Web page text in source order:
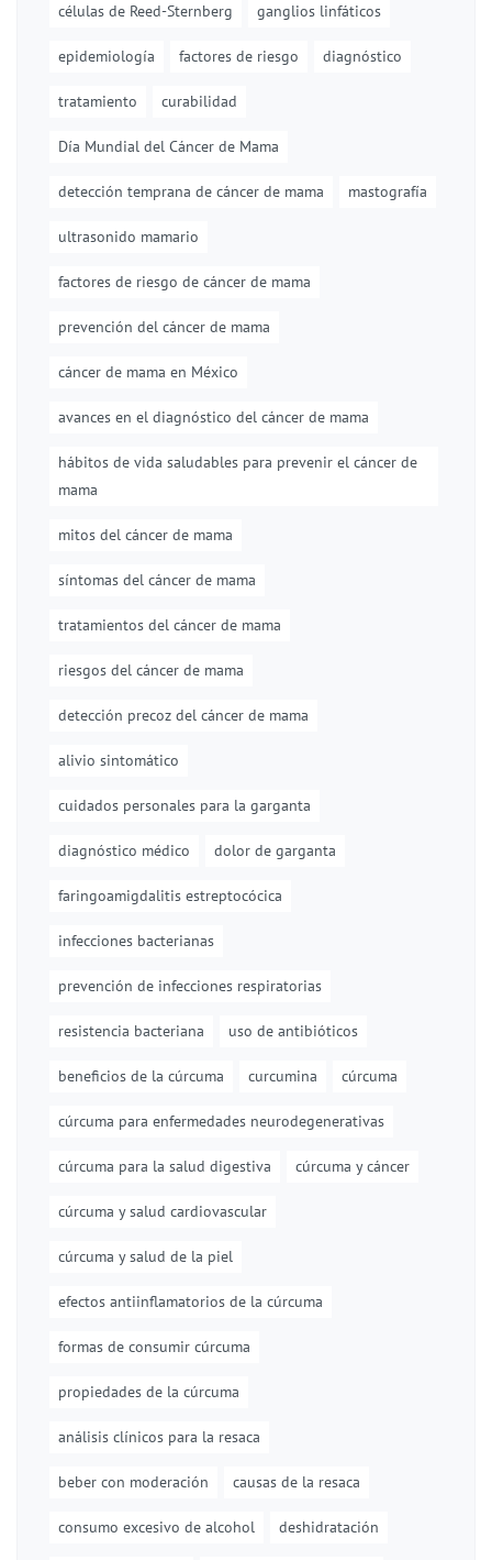
células de Reed-Sternberg ganglios linfáticos
epidemiología factores de riesgo diagnóstico
tratamiento curabilidad
Día Mundial del Cáncer de Mama
detección temprana de cáncer de mama mastografía
ultrasonido mamario
factores de riesgo de cáncer de mama
prevención del cáncer de mama
cáncer de mama en México
avances en el diagnóstico del cáncer de mama
hábitos de vida saludables para prevenir el cáncer de
mama
mitos del cáncer de mama
síntomas del cáncer de mama
tratamientos del cáncer de mama
riesgos del cáncer de mama
detección precoz del cáncer de mama
alivio sintomático
cuidados personales para la garganta
diagnóstico médico dolor de garganta
faringoamigdalitis estreptocócica
infecciones bacterianas
prevención de infecciones respiratorias
resistencia bacteriana uso de antibióticos
beneficios de la cúrcuma curcumina cúrcuma
cúrcuma para enfermedades neurodegenerativas
cúrcuma para la salud digestiva cúrcuma y cáncer
cúrcuma y salud cardiovascular
cúrcuma y salud de la piel
efectos antiinflamatorios de la cúrcuma
formas de consumir cúrcuma
propiedades de la cúrcuma
análisis clínicos para la resaca
beber con moderación causas de la resaca
consumo excesivo de alcohol deshidratación